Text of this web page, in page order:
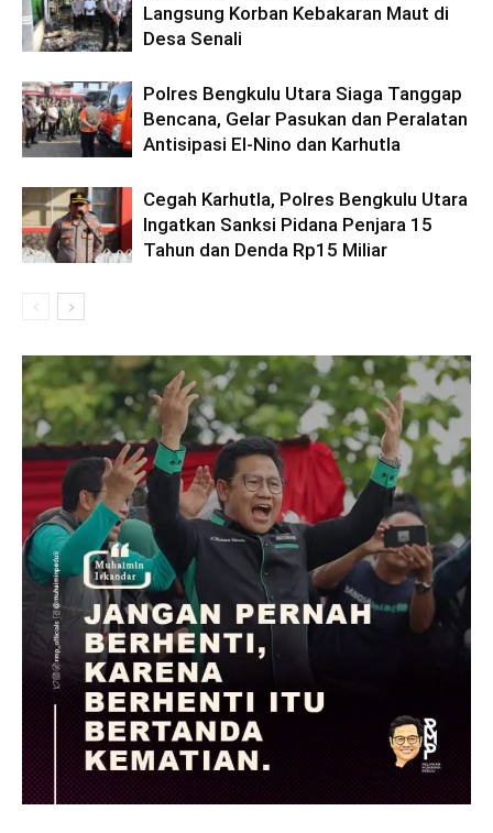
Langsung Korban Kebakaran Maut di
Desa Senali
Polres Bengkulu Utara Siaga Tanggap
Bencana, Gelar Pasukan dan Peralatan
Antisipasi El-Nino dan Karhutla
Cegah Karhutla, Polres Bengkulu Utara
Ingatkan Sanksi Pidana Penjara 15
Tahun dan Denda Rp15 Miliar